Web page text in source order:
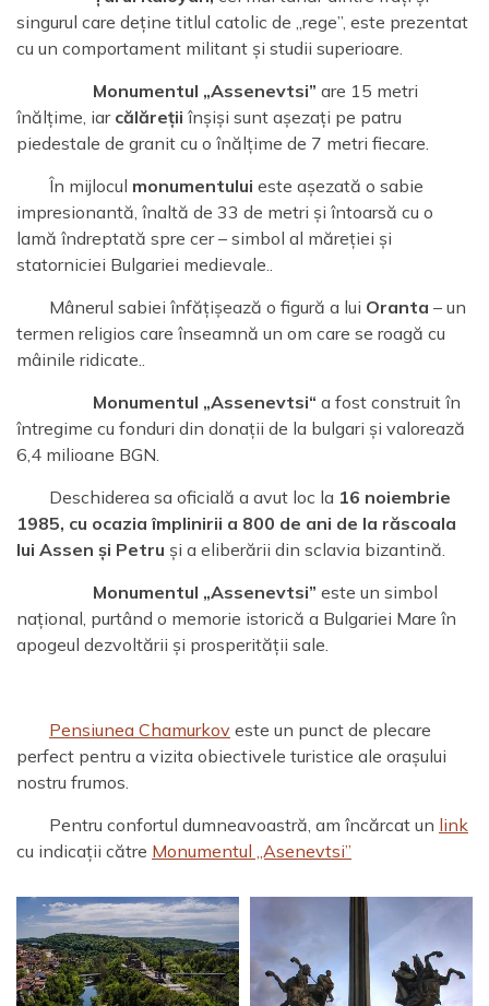
singurul care deține titlul catolic de „rege”, este prezentat
cu un comportament militant și studii superioare.
Monumentul „Assenevtsi” are 15 metri
înălțime, iar călăreții înșiși sunt așezați pe patru
piedestale de granit cu o înălțime de 7 metri fiecare.
În mijlocul monumentului este așezată o sabie
impresionantă, înaltă de 33 de metri și întoarsă cu o
lamă îndreptată spre cer – simbol al măreției și
statorniciei Bulgariei medievale..
Mânerul sabiei înfățișează o figură a lui Oranta – un
termen religios care înseamnă un om care se roagă cu
mâinile ridicate..
Monumentul „Assenevtsi“ a fost construit în
întregime cu fonduri din donații de la bulgari și valorează
6,4 milioane BGN.
Deschiderea sa oficială a avut loc la 16 noiembrie
1985, cu ocazia împlinirii a 800 de ani de la răscoala
lui Assen și Petru și a eliberării din sclavia bizantină.
Monumentul „Assenevtsi” este un simbol
național, purtând o memorie istorică a Bulgariei Mare în
apogeul dezvoltării și prosperității sale.
Pensiunea Chamurkov este un punct de plecare
perfect pentru a vizita obiectivele turistice ale orașului
nostru frumos.
Pentru confortul dumneavoastră, am încărcat un link
cu indicații către Monumentul „Asenevtsi”